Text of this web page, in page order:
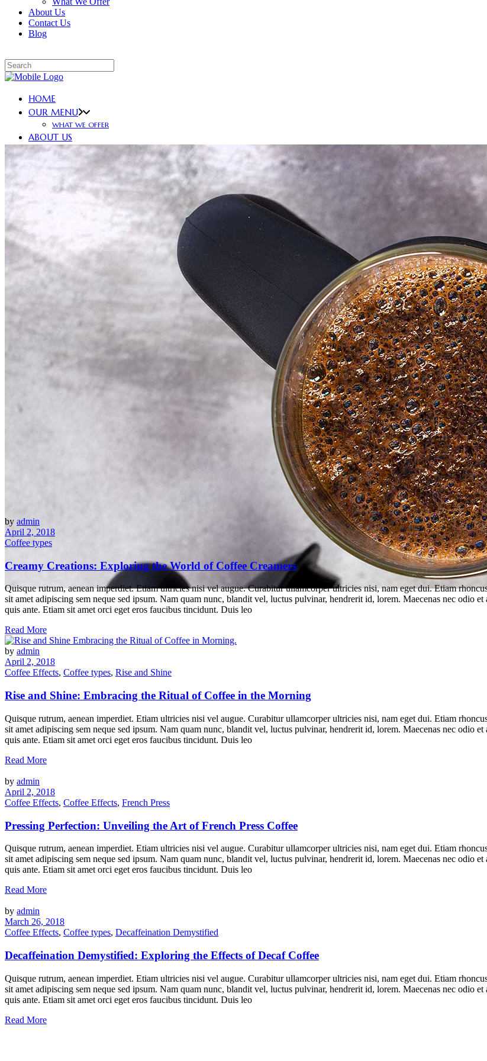
About Us
Contact Us
Blog
HOME
OUR MENU
WHAT WE OFFER
ABOUT US
CONTACT US
Mocha Tag
by admin
April 2, 2018
Coffee types
Creamy Creations: Exploring the World of Coffee Creamers
Quisque rutrum, aenean imperdiet. Etiam ultricies nisi vel augue. Curabitur ullamcorper ultricies nisi, nam eget dui. Etiam
sit amet adipiscing sem neque sed ipsum. Nam quam nunc, blandit vel, luctus pulvinar, hendrerit id, lorem. Maecenas nec odio
quis ante. Etiam sit amet orci eget eros faucibus tincidunt. Duis leo
Read More
by admin
April 2, 2018
Coffee Effects, Coffee types, Rise and Shine
Rise and Shine: Embracing the Ritual of Coffee in the Morning
Quisque rutrum, aenean imperdiet. Etiam ultricies nisi vel augue. Curabitur ullamcorper ultricies nisi, nam eget dui. Etiam
sit amet adipiscing sem neque sed ipsum. Nam quam nunc, blandit vel, luctus pulvinar, hendrerit id, lorem. Maecenas nec odio
quis ante. Etiam sit amet orci eget eros faucibus tincidunt. Duis leo
Read More
by admin
April 2, 2018
Coffee Effects, Coffee Effects, French Press
Pressing Perfection: Unveiling the Art of French Press Coffee
Quisque rutrum, aenean imperdiet. Etiam ultricies nisi vel augue. Curabitur ullamcorper ultricies nisi, nam eget dui. Etiam
sit amet adipiscing sem neque sed ipsum. Nam quam nunc, blandit vel, luctus pulvinar, hendrerit id, lorem. Maecenas nec odio
quis ante. Etiam sit amet orci eget eros faucibus tincidunt. Duis leo
Read More
by admin
March 26, 2018
Coffee Effects, Coffee types, Decaffeination Demystified
Decaffeination Demystified: Exploring the Effects of Decaf Coffee
Quisque rutrum, aenean imperdiet. Etiam ultricies nisi vel augue. Curabitur ullamcorper ultricies nisi, nam eget dui. Etiam
sit amet adipiscing sem neque sed ipsum. Nam quam nunc, blandit vel, luctus pulvinar, hendrerit id, lorem. Maecenas nec odio
quis ante. Etiam sit amet orci eget eros faucibus tincidunt. Duis leo
Read More